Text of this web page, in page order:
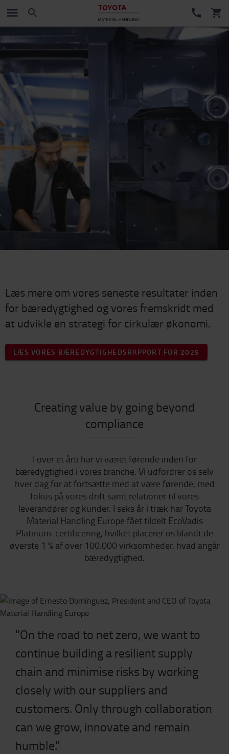
Læs mere om vores seneste resultater inden
for bæredygtighed og vores fremskridt med
at udvikle en strategi for cirkulær økonomi.
LÆS VORES BÆREDYGTIGHEDSRAPPORT FOR 2025
Creating value by going beyond
compliance
I over et årti har vi været førende inden for
bæredygtighed i vores branche. Vi udfordrer os selv
hver dag for at fortsætte med at være førende, med
fokus på vores drift samt relationer til vores
leverandører og kunder. I seks år i træk har Toyota
Material Handling Europe fået tildelt EcoVadis
Platinum-certificering, hvilket placerer os blandt de
øverste 1 % af over 100.000 virksomheder, hvad angår
bæredygtighed.
"On the road to net zero, we want to
continue building a resilient supply
chain and minimise risks by working
closely with our suppliers and
customers. Only through collaboration
can we grow, innovate and remain
humble."